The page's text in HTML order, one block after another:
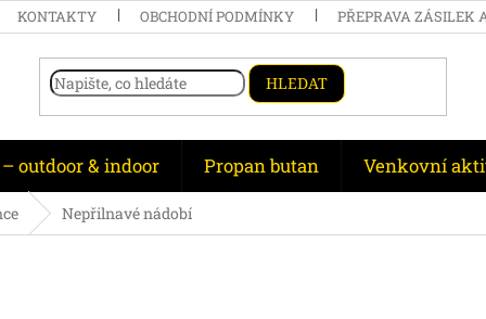
KONTAKTY OBCHODNÍ PODMÍNKY PŘEPRAVA ZÁSILEK A
HLEDAT
outdoor & indoor Propan butan Venkovní
Nepřilnavé nádobí